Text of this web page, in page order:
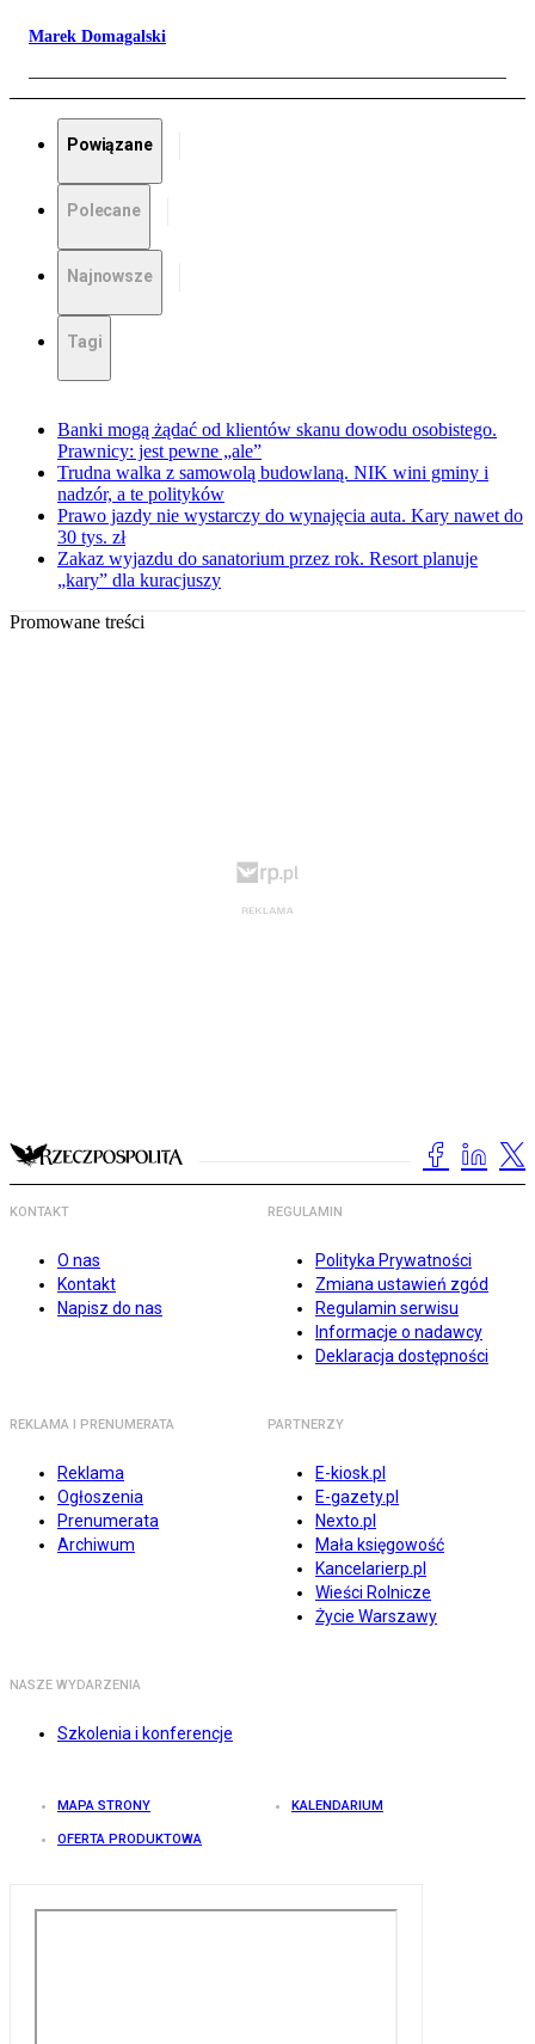
Marek Domagalski
Powiązane
Polecane
Najnowsze
Tagi
Banki mogą żądać od klientów skanu dowodu osobistego.
Prawnicy: jest pewne „ale”
Trudna walka z samowolą budowlaną. NIK wini gminy i
nadzór, a te polityków
Prawo jazdy nie wystarczy do wynajęcia auta. Kary nawet do
30 tys. zł
Zakaz wyjazdu do sanatorium przez rok. Resort planuje
„kary” dla kuracjuszy
Promowane treści
KONTAKT
O nas
Kontakt
Napisz do nas
REGULAMIN
Polityka Prywatności
Zmiana ustawień zgód
Regulamin serwisu
Informacje o nadawcy
Deklaracja dostępności
REKLAMA I PRENUMERATA
Reklama
Ogłoszenia
Prenumerata
Archiwum
PARTNERZY
E-kiosk.pl
E-gazety.pl
Nexto.pl
Mała księgowość
Kancelarierp.pl
Wieści Rolnicze
Życie Warszawy
NASZE WYDARZENIA
Szkolenia i konferencje
MAPA STRONY KALENDARIUM
OFERTA PRODUKTOWA